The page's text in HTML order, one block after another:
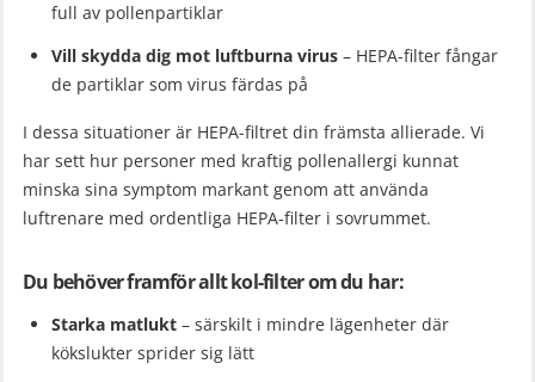
full av pollenpartiklar
Vill skydda dig mot luftburna virus – HEPA-filter fångar
de partiklar som virus färdas på
I dessa situationer är HEPA-filtret din främsta allierade. Vi
har sett hur personer med kraftig pollenallergi kunnat
minska sina symptom markant genom att använda
luftrenare med ordentliga HEPA-filter i sovrummet.
Du behöver framför allt kol-filter om du har:
Starka matlukt – särskilt i mindre lägenheter där
kökslukter sprider sig lätt